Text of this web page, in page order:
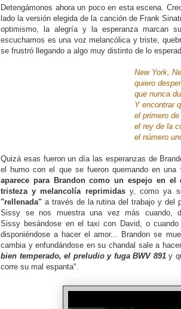
Detengámonos ahora un poco en esta escena.
lado la versión elegida de la canción de Frank
optimismo, la alegría y la esperanza marcan
escuchamos es una voz melancólica y triste,
se frustró llegando a algo muy distinto de lo
New York,
quiero despertarme en
que nunca
Y encontrar que soy un
el primero de la
el rey de la
el número
Quizá esas fueron un día las esperanzas de
el humo con el que se fueron quemando en
aparece para Brandon como un espejo en
tristeza y melancolía reprimidasy, como ya
"rellenada" a través de la rutina del trabajo y del
Sissy se nos muestra una vez más cuando,
Sissy besándose en el taxi con David, o
disponiéndose a hacer el amor... Brandon se
cambia y enfundándose en su chandal sale a
bien temperado, el preludio y fuga BWV 891y
corre su mal espanta".